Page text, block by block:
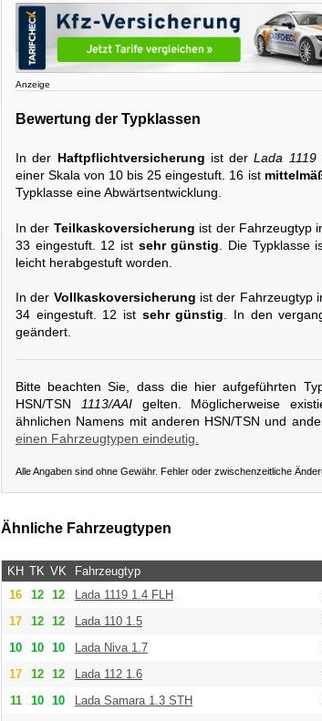
Anzeige
Bewertung der Typklassen
In der Haftpflichtversicherung ist derLada 1119
einer Skala von 10 bis 25 eingestuft. 16 ist
Typklasse eine Abwärtsentwicklung.
In der Teilkaskoversicherung ist der Fahrzeugtyp
33 eingestuft. 12 ist sehr günstig . Die Typklasse
leicht herabgestuft worden.
In der Vollkaskoversicherung ist der Fahrzeugtyp
34 eingestuft. 12 ist sehr günstig. In den
geändert.
Bitte beachten Sie, dass die hier aufgeführten
HSN/TSN
1113/AAIgelten. Möglicherweise
ähnlichen Namens mit anderen HSN/TSN und
einen Fahrzeugtypen eindeutig.
Alle Angaben sind ohne Gewähr. Fehler oder zwischenzeitliche
Ähnliche Fahrzeugtypen
KH TK VK Fahrzeugtyp
16
12 12 Lada 1119 1.4 FLH
17
12 12 Lada 110 1.5
10
10 10 Lada Niva 1.7
17
12 12 Lada 112 1.6
11
10 10 Lada Samara 1.3 STH